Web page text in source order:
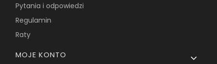
Pytania i odpowiedzi
Regulamin
Raty
MOJE KONTO